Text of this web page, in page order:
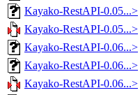
Kayako-RestAPI-0.05...>
Kayako-RestAPI-0.05...>
Kayako-RestAPI-0.06...>
Kayako-RestAPI-0.06...>
Kayako-RestAPI-0.06...>